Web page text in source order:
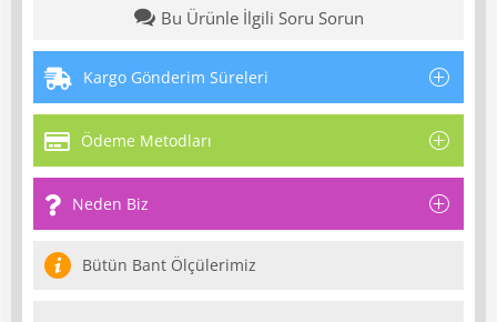
Bu Ürünle İlgili Soru Sorun
Kargo Gönderim Süreleri
Ödeme Metodları
Neden Biz
Bütün Bant Ölçülerimiz